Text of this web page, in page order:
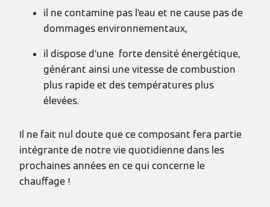
il ne contamine pas l’eau et ne cause pas de
dommages environnementaux,
il dispose d’une forte densité énergétique,
générant ainsi une vitesse de combustion
plus rapide et des températures plus
élevées.
Il ne fait nul doute que ce composant fera partie
intégrante de notre vie quotidienne dans les
prochaines années en ce qui concerne le
chauffage !